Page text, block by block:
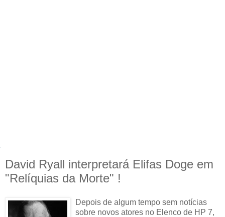
David Ryall interpretará Elifas Doge em
"Relíquias da Morte" !
Depois de algum tempo sem notícias
sobre novos atores no Elenco de HP 7,